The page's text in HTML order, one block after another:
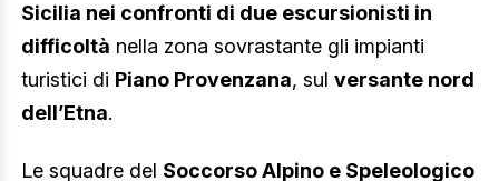
Sicilia nei confronti di due escursionisti in
difficoltà nella zona sovrastante gli impianti
turistici di Piano Provenzana, sul versante nord
dell’Etna.
Le squadre del Soccorso Alpino e Speleologico